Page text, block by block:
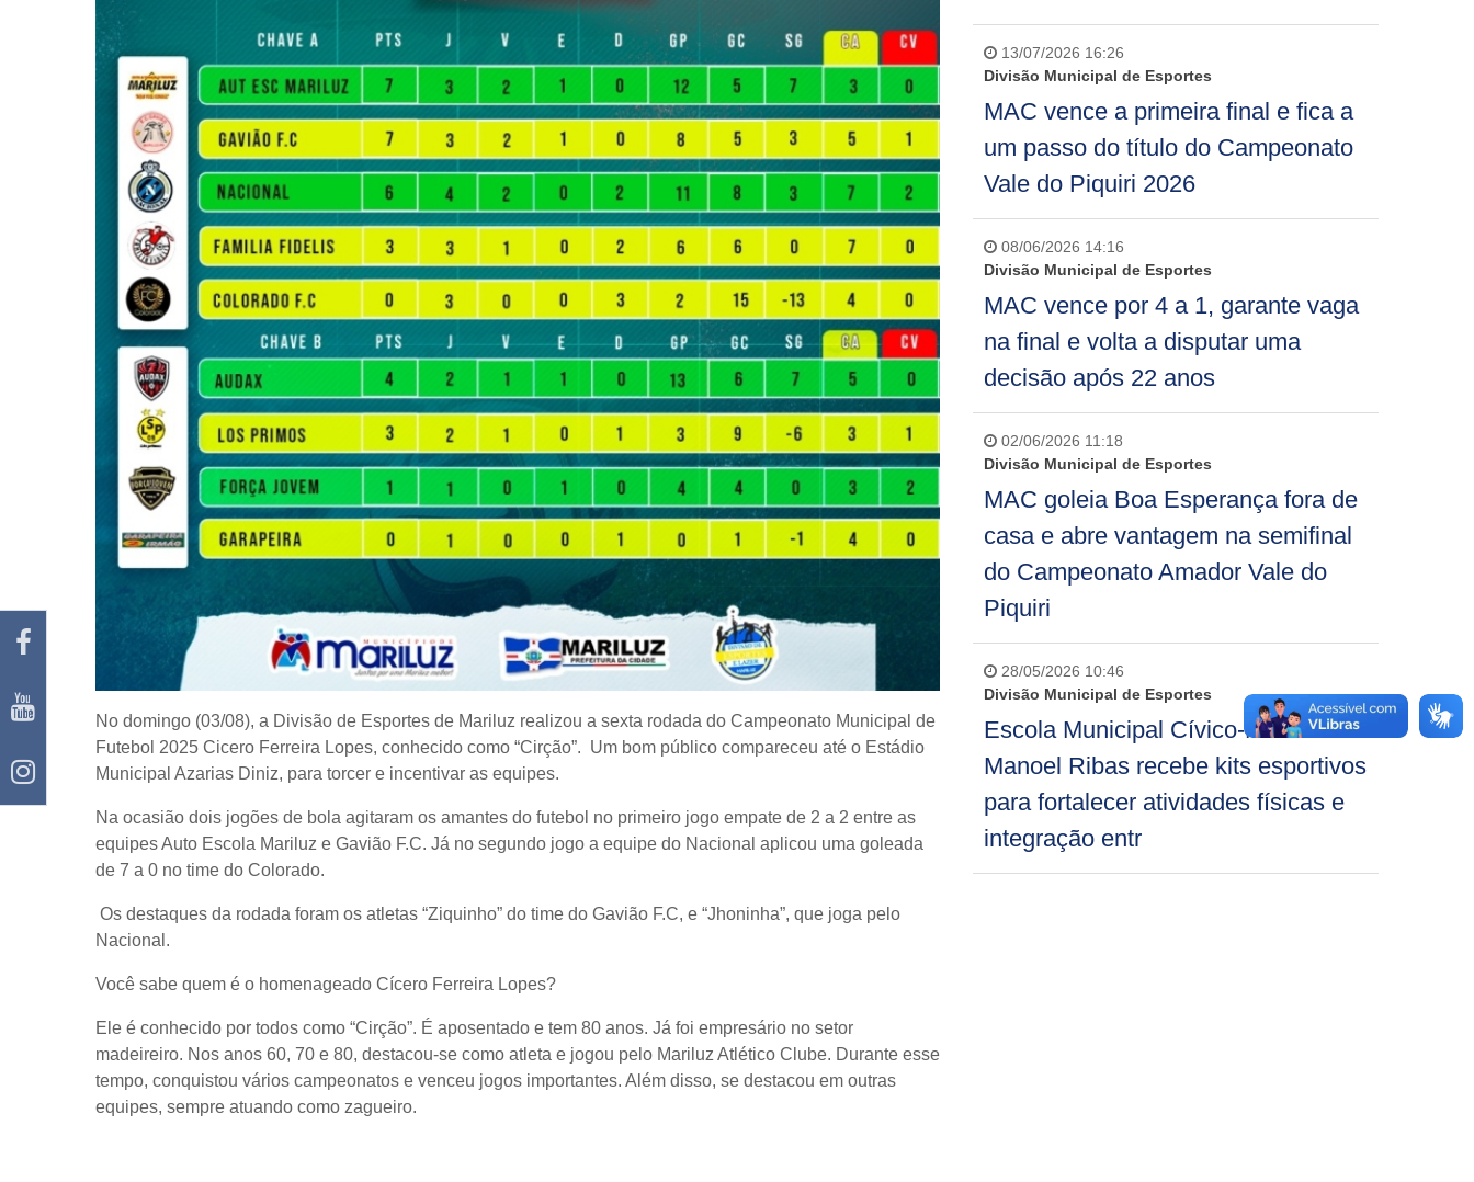
No domingo (03/08), a Divisão de Esportes de Mariluz realizou a sexta rodada do Campeonato Municipal de
Futebol 2025 Cicero Ferreira Lopes, conhecido como “Cirção”. Um bom público compareceu até o Estádio
Municipal Azarias Diniz, para torcer e incentivar as equipes.
Na ocasião dois jogões de bola agitaram os amantes do futebol no primeiro jogo empate de 2 a 2 entre as
equipes Auto Escola Mariluz e Gavião F.C. Já no segundo jogo a equipe do Nacional aplicou uma goleada
de 7 a 0 no time do Colorado.
Os destaques da rodada foram os atletas “Ziquinho” do time do Gavião F.C, e “Jhoninha”, que joga pelo
Nacional.
Você sabe quem é o homenageado Cícero Ferreira Lopes?
Ele é conhecido por todos como “Cirção”. É aposentado e tem 80 anos. Já foi empresário no setor
madeireiro. Nos anos 60, 70 e 80, destacou-se como atleta e jogou pelo Mariluz Atlético Clube. Durante esse
tempo, conquistou vários campeonatos e venceu jogos importantes. Além disso, se destacou em outras
equipes, sempre atuando como zagueiro.
13/07/2026 16:26
Divisão Municipal de Esportes
MAC vence a primeira final e fica a
um passo do título do Campeonato
Vale do Piquiri 2026
08/06/2026 14:16
Divisão Municipal de Esportes
MAC vence por 4 a 1, garante vaga
na final e volta a disputar uma
decisão após 22 anos
02/06/2026 11:18
Divisão Municipal de Esportes
MAC goleia Boa Esperança fora de
casa e abre vantagem na semifinal
do Campeonato Amador Vale do
Piquiri
28/05/2026 10:46
Divisão Municipal de Esportes
Escola Municipal Cívico-Militar
Manoel Ribas recebe kits esportivos
para fortalecer atividades físicas e
integração entr